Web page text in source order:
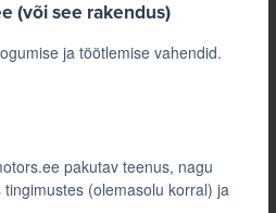
(või see rakendus)
ja töötlemise vahendid.
pakutav teenus, nagu
(olemasolu korral) ja